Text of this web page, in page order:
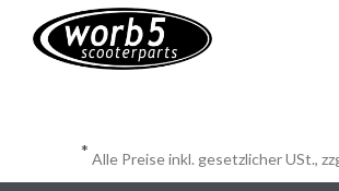
* Alle Preise inkl. gesetzlicher USt.,